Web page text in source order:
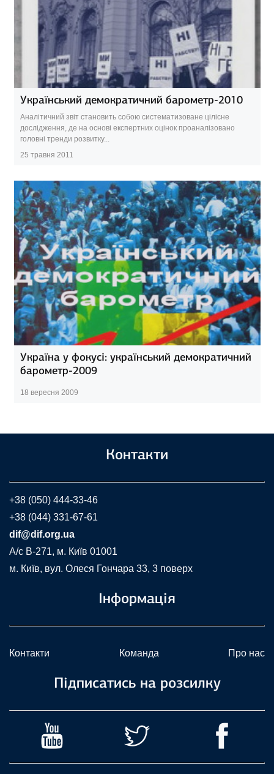
Український демократичний барометр-2010
Аналітичний звіт становить собою систематизоване цілісне
дослідження, де на основі експертних оцінок проаналізовано
головні тренди розвитку...
25 травня 2011
Україна у фокусі: український демократичний
барометр-2009
18 вересня 2009
Контакти
+38 (050) 444-33-46
+38 (044) 331-67-61
dif@dif.org.ua
A/c В-271, м. Київ 01001
м. Київ, вул. Олеся Гончара 33, 3 поверх
Інформація
Контакти Команда Про нас
Підписатись на розсилку